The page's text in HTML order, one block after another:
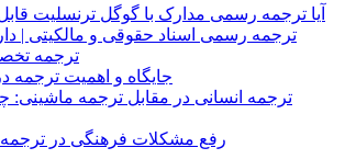
آیا ترجمه رسمی مدارک با گوگل ترنسلیت
ترجمه رسمی اسناد حقوقی و مالکیتی |
ترجمه
جایگاه و اهمیت ترجمه
ترجمه انسانی در مقابل ترجمه ماشینی:
رفع مشکلات فرهنگی در